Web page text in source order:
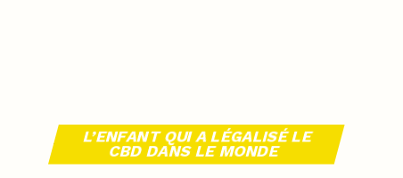
L’ENFANT QUI A LÉGALISÉ LE
CBD DANS LE MONDE